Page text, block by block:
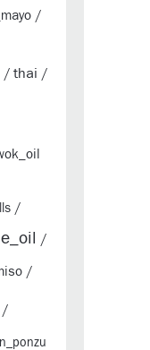
/
/ thai /
/
/
/
/